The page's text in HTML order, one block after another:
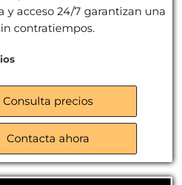
y acceso 24/7 garantizan una
contratiempos.
de Mudanzas
Consulta precios
Contacta ahora